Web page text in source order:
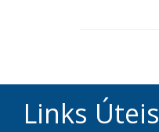
Links Úteis